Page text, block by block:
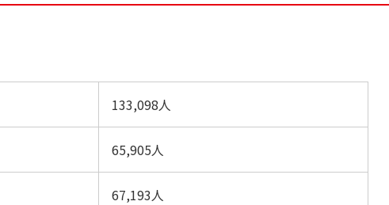
133,098人
65,905人
67,193人